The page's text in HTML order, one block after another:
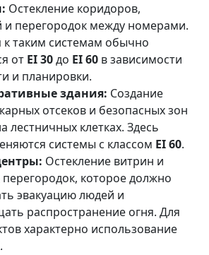
Остекление коридоров,
и перегородок между номерами.
к таким системам обычно
от EI 30до EI 60 в зависимости
и планировки.
здания: Создание
отсеков и безопасных зон
лестничных клетках. Здесь
системы с классом EI 60.
Остекление витрин и
перегородок, которое должно
эвакуацию людей и
распространение огня. Для
характерно использование
.